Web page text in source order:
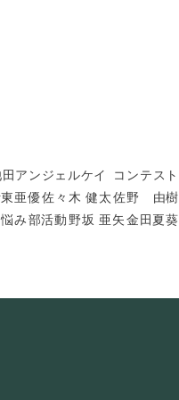
アンジェルケイ
コンテスト
亜優佐々木 健太 佐野 由樹
み部活動 野坂 亜矢金田夏葵